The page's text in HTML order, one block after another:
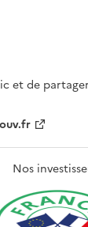
et de
Nos